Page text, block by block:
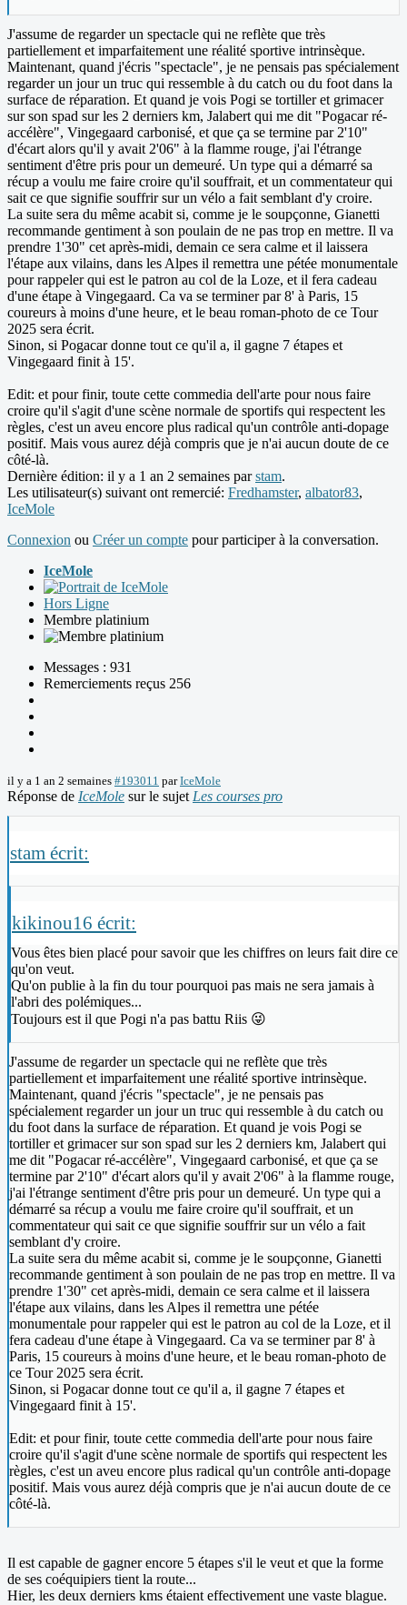
J'assume de regarder un spectacle qui ne reflète que très
partiellement et imparfaitement une réalité sportive intrinsèque.
Maintenant, quand j'écris "spectacle", je ne pensais pas spécialement
regarder un jour un truc qui ressemble à du catch ou du foot dans la
surface de réparation. Et quand je vois Pogi se tortiller et grimacer
sur son spad sur les 2 derniers km, Jalabert qui me dit "Pogacar ré-
accélère", Vingegaard carbonisé, et que ça se termine par 2'10"
d'écart alors qu'il y avait 2'06" à la flamme rouge, j'ai l'étrange
sentiment d'être pris pour un demeuré. Un type qui a démarré sa
récup a voulu me faire croire qu'il souffrait, et un commentateur qui
sait ce que signifie souffrir sur un vélo a fait semblant d'y croire.
La suite sera du même acabit si, comme je le soupçonne, Gianetti
recommande gentiment à son poulain de ne pas trop en mettre. Il va
prendre 1'30" cet après-midi, demain ce sera calme et il laissera
l'étape aux vilains, dans les Alpes il remettra une pétée monumentale
pour rappeler qui est le patron au col de la Loze, et il fera cadeau
d'une étape à Vingegaard. Ca va se terminer par 8' à Paris, 15
coureurs à moins d'une heure, et le beau roman-photo de ce Tour
2025 sera écrit.
Sinon, si Pogacar donne tout ce qu'il a, il gagne 7 étapes et
Vingegaard finit à 15'.
Edit: et pour finir, toute cette commedia dell'arte pour nous faire
croire qu'il s'agit d'une scène normale de sportifs qui respectent les
règles, c'est un aveu encore plus radical qu'un contrôle anti-dopage
positif. Mais vous aurez déjà compris que je n'ai aucun doute de ce
côté-là.
Dernière édition: il y a 1 an 2 semaines parstam.
Les utilisateur(s) suivant ont remercié: Fredhamster, albator83,
IceMole
Connexion ou Créer un compte pour participer à la conversation.
IceMole
Hors Ligne
Membre platinium
Messages : 931
Remerciements reçus 256
il y a 1 an 2 semaines #193011 parIceMole
Réponse de IceMole sur le sujet Les courses pro
stam écrit:
kikinou16 écrit:
Vous êtes bien placé pour savoir que les chiffres on leurs fait dire ce
qu'on veut.
Qu'on publie à la fin du tour pourquoi pas mais ne sera jamais à
l'abri des polémiques...
Toujours est il que Pogi n'a pas battu Riis 😜
J'assume de regarder un spectacle qui ne reflète que très
partiellement et imparfaitement une réalité sportive intrinsèque.
Maintenant, quand j'écris "spectacle", je ne pensais pas
spécialement regarder un jour un truc qui ressemble à du catch ou
du foot dans la surface de réparation. Et quand je vois Pogi se
tortiller et grimacer sur son spad sur les 2 derniers km, Jalabert qui
me dit "Pogacar ré-accélère", Vingegaard carbonisé, et que ça se
termine par 2'10" d'écart alors qu'il y avait 2'06" à la flamme rouge,
j'ai l'étrange sentiment d'être pris pour un demeuré. Un type qui a
démarré sa récup a voulu me faire croire qu'il souffrait, et un
commentateur qui sait ce que signifie souffrir sur un vélo a fait
semblant d'y croire.
La suite sera du même acabit si, comme je le soupçonne, Gianetti
recommande gentiment à son poulain de ne pas trop en mettre. Il va
prendre 1'30" cet après-midi, demain ce sera calme et il laissera
l'étape aux vilains, dans les Alpes il remettra une pétée
monumentale pour rappeler qui est le patron au col de la Loze, et il
fera cadeau d'une étape à Vingegaard. Ca va se terminer par 8' à
Paris, 15 coureurs à moins d'une heure, et le beau roman-photo de
ce Tour 2025 sera écrit.
Sinon, si Pogacar donne tout ce qu'il a, il gagne 7 étapes et
Vingegaard finit à 15'.
Edit: et pour finir, toute cette commedia dell'arte pour nous faire
croire qu'il s'agit d'une scène normale de sportifs qui respectent les
règles, c'est un aveu encore plus radical qu'un contrôle anti-dopage
positif. Mais vous aurez déjà compris que je n'ai aucun doute de ce
côté-là.
Il est capable de gagner encore 5 étapes s'il le veut et que la forme
de ses coéquipiers tient la route...
Hier, les deux derniers kms étaient effectivement une vaste blague.